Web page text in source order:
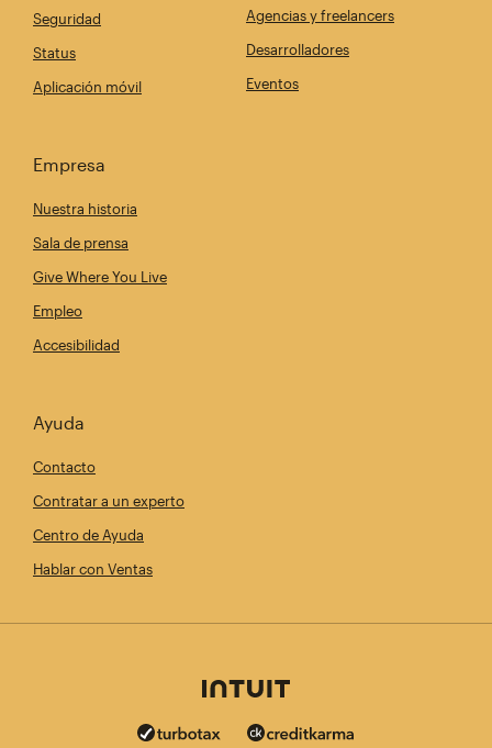
Seguridad
Status
Aplicación móvil
Agencias y freelancers
Desarrolladores
Eventos
Empresa
Nuestra historia
Sala de prensa
Give Where You Live
Empleo
Accesibilidad
Ayuda
Contacto
Contratar a un experto
Centro de Ayuda
Hablar con Ventas